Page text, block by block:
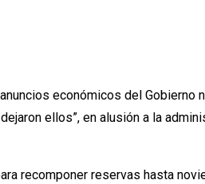
económicos del Gobierno
ellos”, en alusión a la
recomponer reservas hasta